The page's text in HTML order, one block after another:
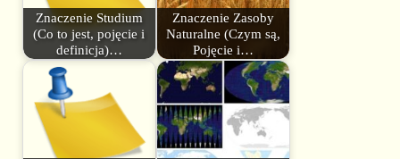
Znaczenie Studium
(Co to jest, pojęcie i
definicja)…
Znaczenie Zasoby
Naturalne (Czym są,
Pojęcie i…